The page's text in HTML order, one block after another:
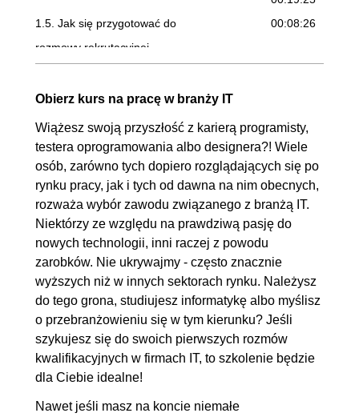
1.5. Jak się przygotować do
rozmowy rekrutacyjnej
00:08:26
1.7. Czy studia są potrzebne,
by stać się profesjonalistą IT
1.8. W jaki sposób
przeskakiwać na wyższe
poziomy umiejętności
00:04:19
1.9. Programista to nie tylko
programowanie
00:04:38
1.10. Backend developer -
pierwsze kroki
00:04:22
1.11. Frontend developer -
pierwsze kroki
00:07:47
1.12. Software tester -
pierwsze kroki
00:12:42
1.13. Designer - pierwsze kroki
Obierz kurs na pracę w branży IT
Wiążesz swoją przyszłość z karierą programisty,
testera oprogramowania albo designera?! Wiele
osób, zarówno tych dopiero rozglądających się po
rynku pracy, jak i tych od dawna na nim obecnych,
rozważa wybór zawodu związanego z branżą IT.
Niektórzy ze względu na prawdziwą pasję do
nowych technologii, inni raczej z powodu
zarobków. Nie ukrywajmy - często znacznie
wyższych niż w innych sektorach rynku. Należysz
do tego grona, studiujesz informatykę albo myślisz
o przebranżowieniu się w tym kierunku? Jeśli
szykujesz się do swoich pierwszych rozmów
kwalifikacyjnych w firmach IT, to szkolenie będzie
dla Ciebie idealne!
Nawet jeśli masz na koncie niemałe